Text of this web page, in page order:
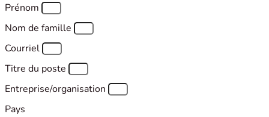
Prénom
Nom de famille
Courriel
Titre du poste
Entreprise/organisation
Pays